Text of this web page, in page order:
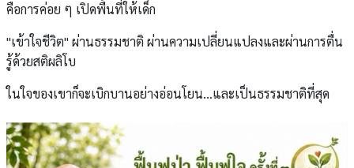
คือการค่อย ๆ เปิดพื้นที่ให้เด็ก
"เข้าใจชีวิต" ผ่านธรรมชาติ ผ่านความเปลี่ยนแปลงและผ่านการตื่น
รู้ด้วยสติผลิโบ
ในใจของเขาก็จะเบิกบานอย่างอ่อนโยน...และเป็นธรรมชาติที่สุด